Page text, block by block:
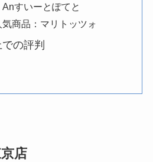
Anすいーとぽてと
商品：マリトッツォ
の評判
店